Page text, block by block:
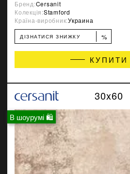
Бренд:Cersanit
Колекція:Stamford
Країна-виробник:Украина
ДІЗНАТИСЯ ЗНИЖКУ %
КУПИТИ
В шоурумі 🛍
30x60